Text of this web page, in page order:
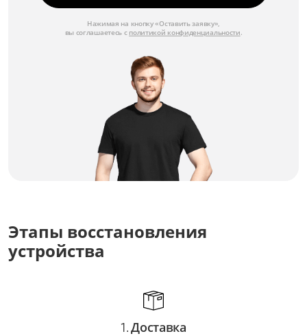
Нажимая на кнопку «Оставить заявку»,
вы соглашаетесь с политикой конфиденциальности.
Этапы восстановления
устройства
1.Доставка